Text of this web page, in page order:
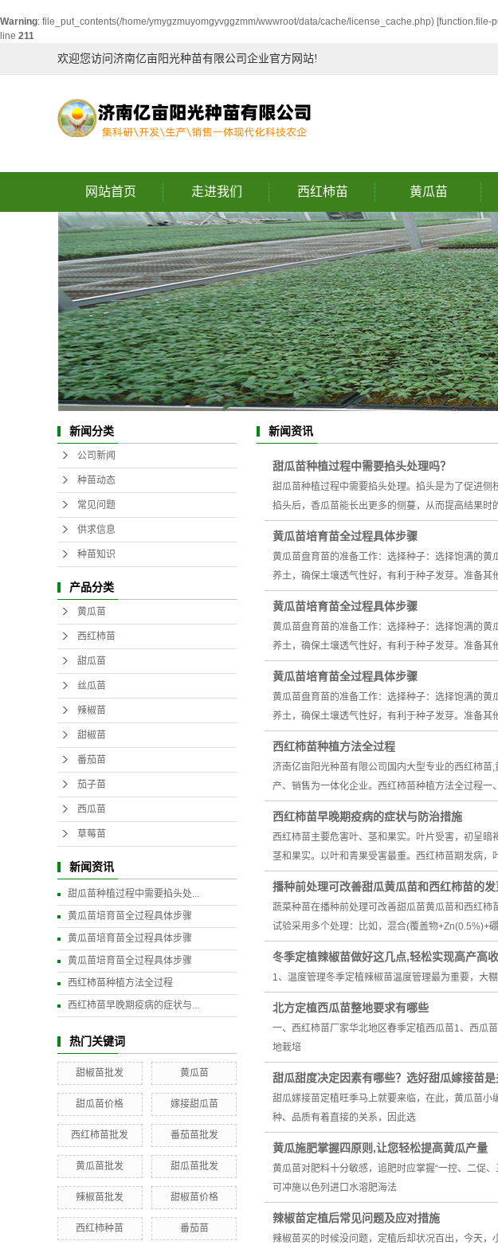
Warning: file_put_contents(/home/ymygzmuyomgyvggzmm/wwwroot/data/cache/license_cache.php) [function.file-
line 211
欢迎您访问济南亿亩阳光种苗有限公司企业官方网站!
网站首页 走进我们
企业简介
企业文化
企业风采
联系我们
信息公示
西红柿苗 黄瓜苗
新闻分类
公司新闻
种苗动态
常见问题
供求信息
种苗知识
产品分类
黄瓜苗
西红柿苗
甜瓜苗
丝瓜苗
辣椒苗
甜椒苗
番茄苗
茄子苗
西瓜苗
草莓苗
新闻资讯
甜瓜苗种植过程中需要掐头处...
黄瓜苗培育苗全过程具体步骤
黄瓜苗培育苗全过程具体步骤
黄瓜苗培育苗全过程具体步骤
西红柿苗种植方法全过程
西红柿苗早晚期疫病的症状与...
热门关键词
甜椒苗批发 黄瓜苗
甜瓜苗价格 嫁接甜瓜苗
西红柿苗批发 番茄苗批发
黄瓜苗批发 甜瓜苗批发
辣椒苗批发 甜椒苗价格
西红柿种苗 番茄苗
新闻资讯
甜瓜苗种植过程中需要掐头处理吗？
甜瓜苗种植过程中需要掐头处理。掐头是为了促进
掐头后，香瓜苗能长出更多的侧蔓，从而提高结果时
黄瓜苗培育苗全过程具体步骤
黄瓜苗盘育苗的准备工作：‌选择种子‌：选择饱满的
养土，确保土壤透气性好，有利于种子发芽。‌准备其
黄瓜苗培育苗全过程具体步骤
黄瓜苗盘育苗的准备工作：‌选择种子‌：选择饱满的
养土，确保土壤透气性好，有利于种子发芽。‌准备其
黄瓜苗培育苗全过程具体步骤
黄瓜苗盘育苗的准备工作：‌选择种子‌：选择饱满的
养土，确保土壤透气性好，有利于种子发芽。‌准备其
西红柿苗种植方法全过程
济南亿亩阳光种苗有限公司国内大型专业的西红柿
产、销售为一体化企业。‌‌西红柿苗种植方法全过程‌‌一
西红柿苗早晚期疫病的症状与防治措施
西红柿苗主要危害叶、茎和果实。叶片受害，初呈
茎和果实。以叶和青果受害最重。西红柿苗期发病
播种前处理可改善甜瓜黄瓜苗和西红柿苗的
蔬菜种苗在播种前处理可改善甜瓜苗黄瓜苗和西红柿
试验采用多个处理：比如，混合(覆盖物+Zn(0.5%)+
冬季定植辣椒苗做好这几点,轻松实现高产高
1、温度管理冬季定植辣椒苗温度管理最为重要，
北方定植西瓜苗整地要求有哪些
一、西红柿苗厂家华北地区春季定植西瓜苗1、西瓜
地栽培
甜瓜甜度决定因素有哪些？选好甜瓜嫁接苗是
甜瓜嫁接苗定植旺季马上就要来临，在此，黄瓜苗
种、品质有着直接的关系，因此选
黄瓜施肥掌握四原则,让您轻松提高黄瓜产量
黄瓜苗对肥料十分敏感，追肥时应掌握“一控、二促
可冲施以色列进口水溶肥海法
辣椒苗定植后常见问题及应对措施
辣椒苗买的时候没问题，定植后却状况百出，今天